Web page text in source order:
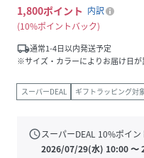
1,800ポイント 内訳
10%ポイントバック
local_shipping通常1-4日以内発送予定
※サイズ・カラーによりお届け日が
スーパーDEAL ギフトラッピング対
scheduleスーパーDEAL 10%ポイン
2026/07/29(水) 10:00〜